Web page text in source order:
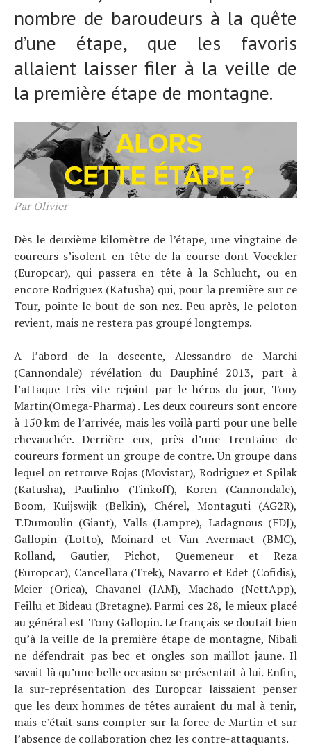
nombre de baroudeurs à la quête
d’une étape, que les favoris
allaient laisser filer à la veille de
la première étape de montagne.
Par Olivier
Dès le deuxième kilomètre de l’étape, une vingtaine de
coureurs s’isolent en tête de la course dont Voeckler
(Europcar), qui passera en tête à la Schlucht, ou en
encore Rodriguez (Katusha) qui, pour la première sur ce
Tour, pointe le bout de son nez. Peu après, le peloton
revient, mais ne restera pas groupé longtemps.
A l’abord de la descente, Alessandro de Marchi
(Cannondale) révélation du Dauphiné 2013, part à
l’attaque très vite rejoint par le héros du jour, Tony
Martin(Omega-Pharma) . Les deux coureurs sont encore
à 150 km de l’arrivée, mais les voilà parti pour une belle
chevauchée. Derrière eux, près d’une trentaine de
coureurs forment un groupe de contre. Un groupe dans
lequel on retrouve Rojas (Movistar), Rodriguez et Spilak
(Katusha), Paulinho (Tinkoff), Koren (Cannondale),
Boom, Kuijswijk (Belkin), Chérel, Montaguti (AG2R),
T.Dumoulin (Giant), Valls (Lampre), Ladagnous (FDJ),
Gallopin (Lotto), Moinard et Van Avermaet (BMC),
Rolland, Gautier, Pichot, Quemeneur et Reza
(Europcar), Cancellara (Trek), Navarro et Edet (Cofidis),
Meier (Orica), Chavanel (IAM), Machado (NettApp),
Feillu et Bideau (Bretagne). Parmi ces 28, le mieux placé
au général est Tony Gallopin. Le français se doutait bien
qu’à la veille de la première étape de montagne, Nibali
ne défendrait pas bec et ongles son maillot jaune. Il
savait là qu’une belle occasion se présentait à lui. Enfin,
la sur-représentation des Europcar laissaient penser
que les deux hommes de têtes auraient du mal à tenir,
mais c’était sans compter sur la force de Martin et sur
l’absence de collaboration chez les contre-attaquants.